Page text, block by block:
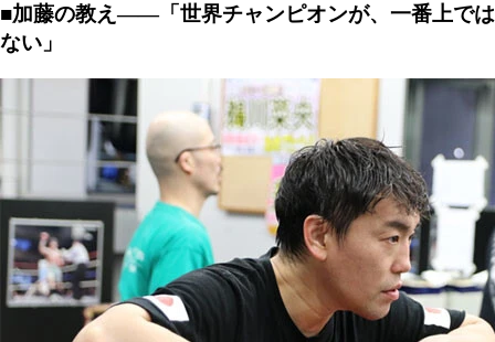
■加藤の教え――「世界チャンピオンが、一番上では
ない」